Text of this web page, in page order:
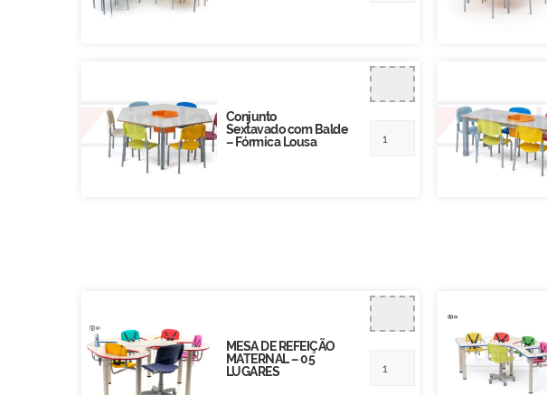
Conjunto
Sextavado com Balde
– Fórmica Lousa
MESA DE REFEIÇÃO
MATERNAL – 05
LUGARES